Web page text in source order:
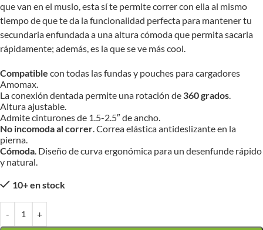
que van en el muslo, esta sí te permite correr con ella al mismo
tiempo de que te da la funcionalidad perfecta para mantener tu
secundaria enfundada a una altura cómoda que permita sacarla
rápidamente; además, es la que se ve más cool.
Compatible con todas las fundas y pouches para cargadores
Amomax.
La conexión dentada permite una rotación de 360 grados.
Altura ajustable.
Admite cinturones de 1.5-2.5″ de ancho.
No incomoda al correr. Correa elástica antideslizante en la
pierna.
Cómoda. Diseño de curva ergonómica para un desenfunde rápido
y natural.
10+ en stock
- +